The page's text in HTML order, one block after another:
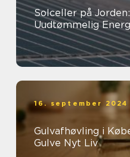
Solceller på
Uudtømmelig
16. september 2024
Gulvafhøvling i
Gulve Nyt Liv